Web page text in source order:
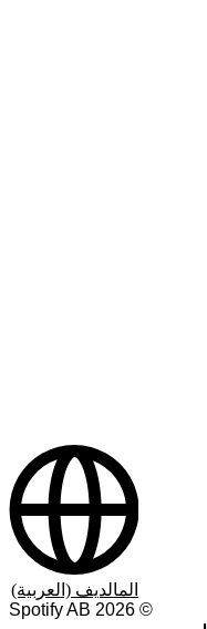
©
2026
المالديف (العربية)